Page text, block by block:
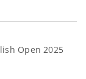
Open 2025